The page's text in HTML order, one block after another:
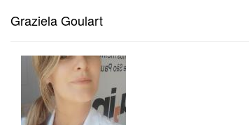
Graziela Goulart